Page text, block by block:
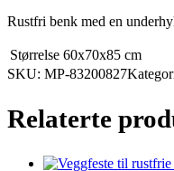
antall
Rustfri benk med en
Størrelse 60x70x85 cm
SKU: MP-83200827
Relaterte